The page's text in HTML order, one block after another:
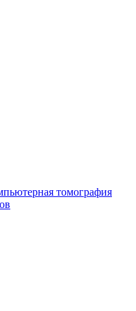
томография